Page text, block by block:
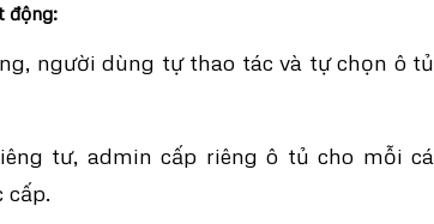
động:
người dùng tự thao tác và tự chọn ô tủ
tư, admin cấp riêng ô tủ cho mỗi cá
cấp.